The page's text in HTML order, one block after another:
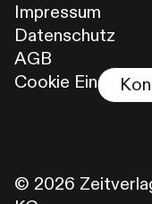
Impressum
Datenschutz
AGB
Cookie
© 2026